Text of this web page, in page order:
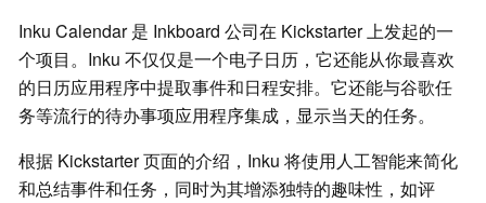
Inku Calendar 是 Inkboard 公司在 Kickstarter 上发起的一
个项目。Inku 不仅仅是一个电子日历，它还能从你最喜欢
的日历应用程序中提取事件和日程安排。它还能与谷歌任
务等流行的待办事项应用程序集成，显示当天的任务。
根据 Kickstarter 页面的介绍，Inku 将使用人工智能来简化
和总结事件和任务，同时为其增添独特的趣味性，如评